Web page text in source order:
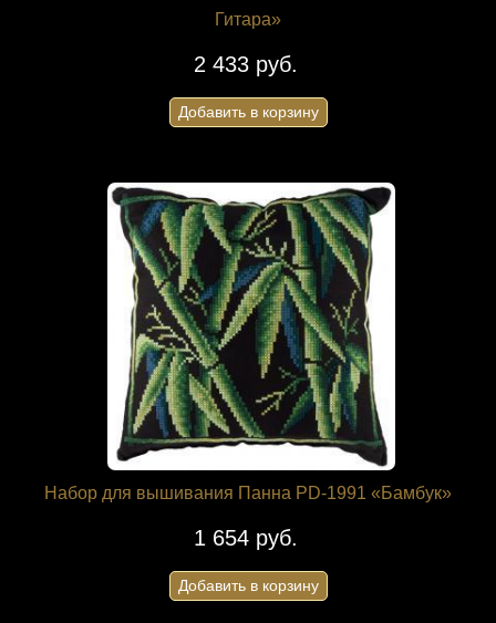
Гитара»
2 433 руб.
Добавить в корзину
Набор для вышивания Панна PD-1991 «Бамбук»
1 654 руб.
Добавить в корзину